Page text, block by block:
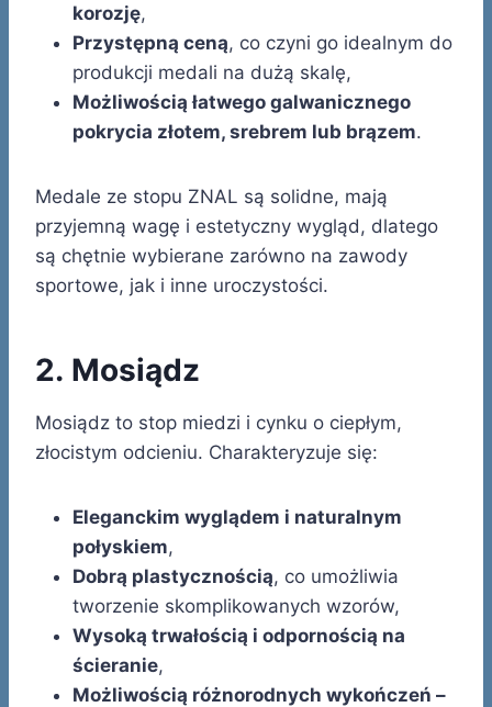
korozję,
Przystępną ceną, co czyni go idealnym do
produkcji medali na dużą skalę,
Możliwością łatwego galwanicznego
pokrycia złotem, srebrem lub brązem.
Medale ze stopu ZNAL są solidne, mają
przyjemną wagę i estetyczny wygląd, dlatego
są chętnie wybierane zarówno na zawody
sportowe, jak i inne uroczystości.
2. Mosiądz
Mosiądz to stop miedzi i cynku o ciepłym,
złocistym odcieniu. Charakteryzuje się:
Eleganckim wyglądem i naturalnym
połyskiem,
Dobrą plastycznością, co umożliwia
tworzenie skomplikowanych wzorów,
Wysoką trwałością i odpornością na
ścieranie,
Możliwością różnorodnych wykończeń –